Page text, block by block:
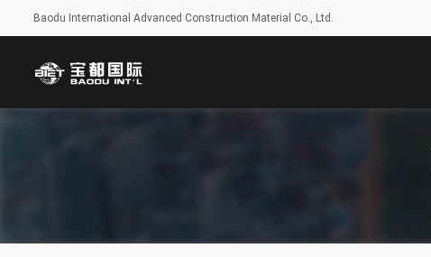
Baodu International Advanced Construction Material Co., Ltd.